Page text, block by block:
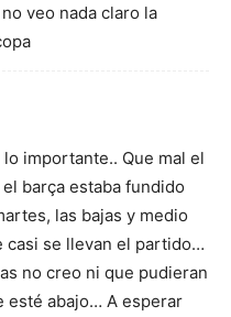
veo nada claro la
importante.. Que mal el
barça estaba fundido
las bajas y medio
casi se llevan el partido…
no creo ni que pudieran
esté abajo… A esperar